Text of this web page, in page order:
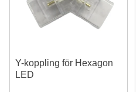
Y-koppling för Hexagon
LED